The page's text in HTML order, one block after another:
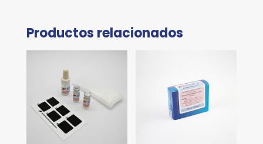
Productos relacionados